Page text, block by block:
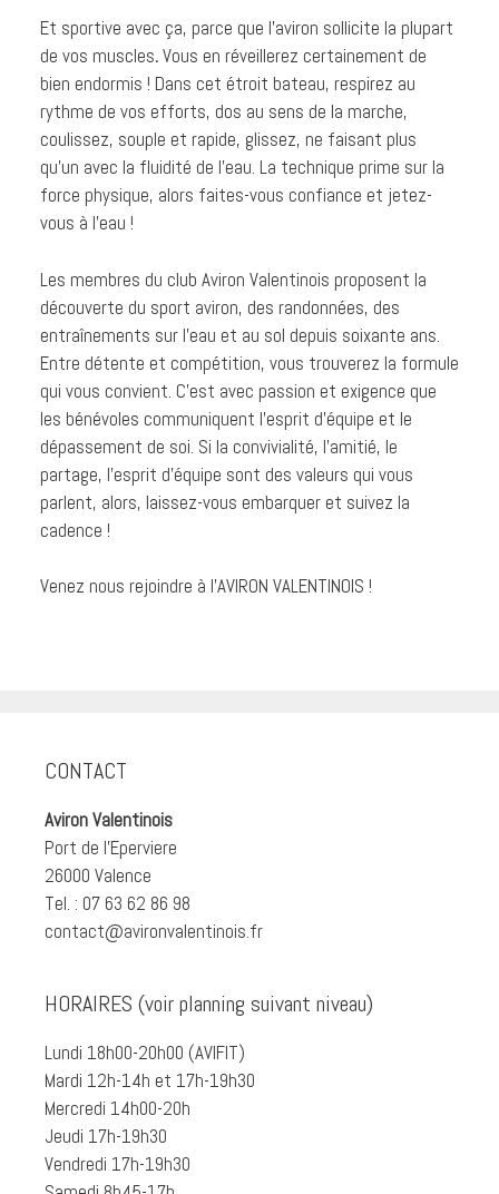
Et sportive avec ça, parce que l’aviron sollicite la plupart
de vos muscles.Vous en réveillerez certainement de
bien endormis ! Dans cet étroit bateau, respirez au
rythme de vos efforts, dos au sens de la marche,
coulissez, souple et rapide, glissez, ne faisant plus
qu’un avec la fluidité de l’eau. La technique prime sur la
force physique, alors faites-vous confiance et jetez-
vous à l’eau !
Les membres du club Aviron Valentinois proposent la
découverte du sport aviron, des randonnées, des
entraînements sur l’eau et au sol depuis soixante ans.
Entre détente et compétition, vous trouverez la formule
qui vous convient. C’est avec passion et exigence que
les bénévoles communiquent l’esprit d’équipe et le
dépassement de soi. Si la convivialité, l’amitié, le
partage, l’esprit d’équipe sont des valeurs qui vous
parlent, alors, laissez-vous embarquer et suivez la
cadence !
Venez nous rejoindre à l’AVIRON VALENTINOIS !
CONTACT
Aviron Valentinois
Port de l'Eperviere
26000 Valence
Tel. : 07 63 62 86 98
contact@avironvalentinois.fr
HORAIRES (voir planning suivant niveau)
Lundi 18h00-20h00 (AVIFIT)
Mardi 12h-14h et 17h-19h30
Mercredi 14h00-20h
Jeudi 17h-19h30
Vendredi 17h-19h30